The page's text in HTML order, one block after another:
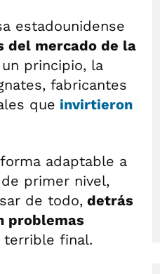
estadounidense
del mercado de la
principio, la
fabricantes
que invirtieron
adaptable a
primer nivel,
de todo, detrás
problemas
terrible final.